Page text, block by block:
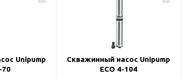
Unipump
70
Скважинный насос Unipump
ECO 4-104